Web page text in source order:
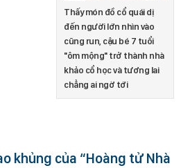
Thấy món đồ cổ quái dị
đến người lớn nhìn vào
cũng run, cậu bé 7 tuổi
"ôm mộng" trở thành nhà
khảo cổ học và tương lai
chẳng ai ngờ tới
khủng của “Hoàng tử Nhà